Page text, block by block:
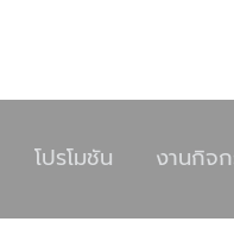
โปรโมชัน งานกิจ